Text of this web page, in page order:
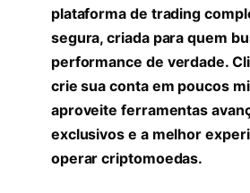
plataforma de trading
segura, criada para quem
performance de verdade.
crie sua conta em poucos
aproveite ferramentas
exclusivos e a melhor
operar criptomoedas.